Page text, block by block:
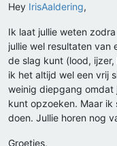
Hey IrisAaldering,
Ik laat jullie weten
jullie wel resultaten van
de slag kunt (lood,
ik het altijd wel een vrij
weinig diepgang omdat
kunt opzoeken. Maar ik
doen. Jullie horen nog
Groetjes,